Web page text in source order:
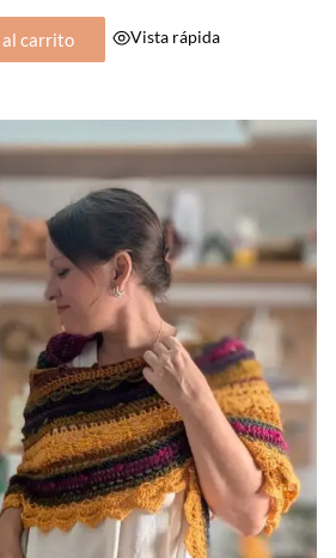
precio
original
precio
actual
carrito Vista rápida